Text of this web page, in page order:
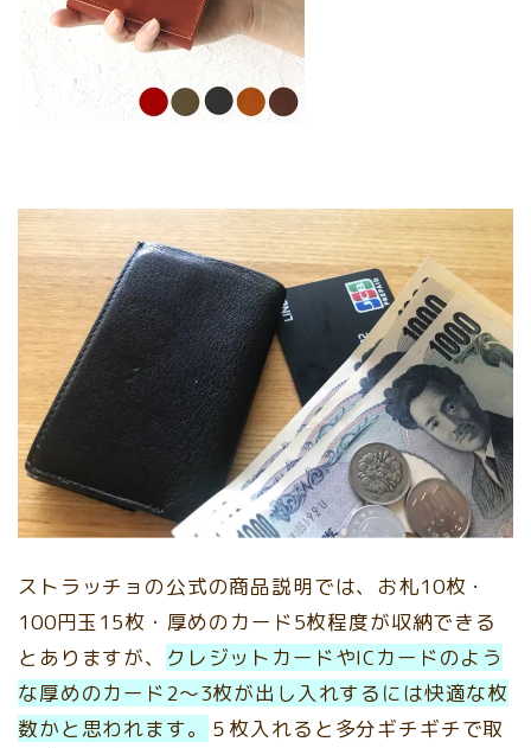
ストラッチョの公式の商品説明では、お札10枚・
100円玉15枚・厚めのカード5枚程度が収納できる
とありますが、 クレジットカードやICカードのよう
な厚めのカード2～3枚が出し入れするには快適な枚
数かと思われます。
５枚入れると多分ギチギチで取